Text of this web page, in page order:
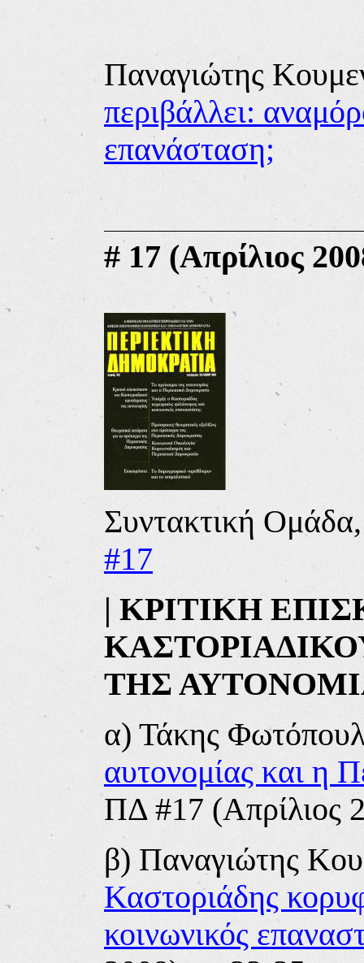
Παναγιώτης
περιβάλλει:
επανάσταση;
# 17 (Απρίλιος
Συντακτική
#17
| ΚΡΙΤΙΚΗ
ΤΗΣ
α) Τάκης
αυτονομίας και η
ΠΔ #17 (Απρίλιος
β) Παναγιώτης
Καστοριάδης
κοινωνικός